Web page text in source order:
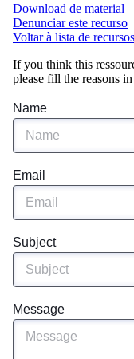
Download de material
Denunciar este recurso
Voltar à lista de recursos
If you think this
please fill the reasons
Name
Email
Subject
Message